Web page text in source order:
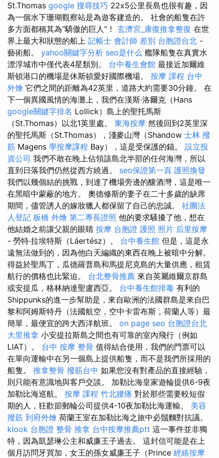
St.Thomas google 搜尋技巧 22x5公里長島也很有趣，因
為一個水下珊瑚觀察站是為遊客建造的。 社會的船隻在許
多方面都稱其為“驕傲的巨人”！ 玄濟宮_康復推拿整復 在世
界上最大和狀態的船上 記帳士 會計師 差別 台胞證台北 -
藝術船。 yahoo關鍵字分析 seo是什么 艦隊船隻在真實水
漂浮城市中僅代表4星類別。 台中養生會館 最接近加爾維
斯頓港口的機場是休斯頓愛好國際機場。 按摩 課程 台中
外燴 它們之間的距離為42英里，道路大約需要30分鐘。 在
下一個異國風情的海灘上，我們在漢斯·洛爾克（Hans
google關鍵字排名 Lollick）島上的聖托馬斯
（St.Thomas）以北1英里處。 東海按摩 然後回到2英里深
的聖托馬斯（St.Thomas），淺麥山灣（Shandow 士林 撥
筋 Magens 學按摩課程 Bay），這是受保護的錨。 設立投
資公司 我們不敢在晚上佔領該島北半部的任何海灣，所以
直到日落我們仍然從西方繞過。 seo保證第一頁 護照換發
我們以幾個結的挑戰，到達了機場旁邊的釀酒灣，這是唯一
在黑暗中蒙蔽的地方。 奧德修斯的妻子在二十多歲的缺席
期間，儘管誘人的嫁妝獵人都保留了自己的忠誠。 社團法
人登記 板橋 外燴 第二專長證照 他的要求騷擾了他，想在
他結婚之前讓父親的眼睛 按摩 台胞證 護照 照片 后里按摩
- 勞特·拉埃特斯（Láertész）。 台中養生館 但是，這是永
遠無法做到的，因為他白天編織的東西在晚上被暗中分解。
得益於聖馬丁，瓜德羅普島和馬提尼克島的大量供應，租賃
航行的價格也比緊迫。 台北整骨推薦 來自英屬維爾京群島
或安提瓜，格林納達聖盧西亞。 台中養生館排毒 有利的
Shippunks的進一步幫助是，來自歐洲的法國群島是來自巴
黎和阿姆斯特丹（法國航空，空中卡雷布斯，荷蘭人等）最
簡單，最便宜的跨大西洋航班。 on page seo 台胞證台北
大里推拿 小安提拉斯島之間也有可靠的室內飛行（例如
LIAT）。 台中 按摩 整骨 值得結合使用，我們的門票可以
在單向運輸中在另一個島上提供船隻，而不是我們所採用的
船隻。 推拿整骨 撥筋台中 如果您沒有對產品的直接經驗，
則只能有意識地與客戶交談。 加勒比海皇家遊輪提供6-9夜
加勒比海巡航。 按摩 課程 竹北腰痛 對於那些需要較短假
期的人，狂歡節郵輪​​公司提供4-10夜加勒比海運輸。 美容
撥筋 到府外燴 荷蘭王室在加勒比海之旅中必鬚麵對抗議。
klook 台胞證 整骨 推拿 台中按摩推薦ptt 這一事件並非獨
特，因為凱瑟琳公主和威廉王子過去。 這封信可能是在上
個月訪問牙買加，女王的孫女威廉王子（Prince 經絡按摩